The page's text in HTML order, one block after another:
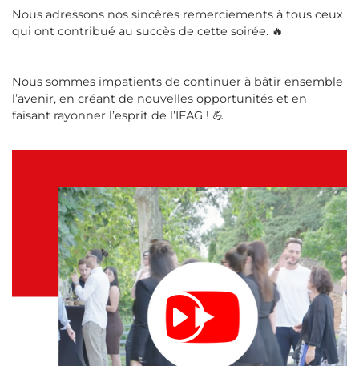
Nous adressons nos sincères remerciements à tous ceux
qui ont contribué au succès de cette soirée. 🔥
Nous sommes impatients de continuer à bâtir ensemble
l’avenir, en créant de nouvelles opportunités et en
faisant rayonner l’esprit de l’IFAG ! 💪